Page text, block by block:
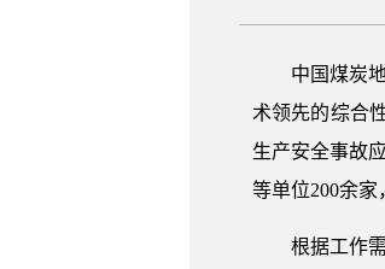
中国煤炭
术领先的综合
生产安全事故
等单位200余
根据工作